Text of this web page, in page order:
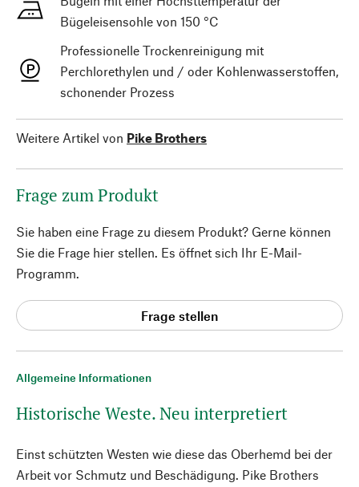
Allgemeine Informationen
Historische Weste. Neu interpretiert
Einst schützten Westen wie diese das Oberhemd bei der
Arbeit vor Schmutz und Beschädigung. Pike Brothers
Bügeleisensohle von 150 °C
Professionelle Trockenreinigung mit
Perchlorethylen und / oder Kohlenwasserstoffen,
schonender Prozess
Weitere Artikel von Pike Brothers
Frage zum Produkt
Sie haben eine Frage zu diesem Produkt? Gerne können
Sie die Frage hier stellen. Es öffnet sich Ihr E-Mail-
Programm.
Frage stellen